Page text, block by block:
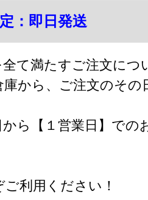
：即日発送
て満たすご注文につ
庫から、ご注文のそ
ら【１営業日】での
利用ください！